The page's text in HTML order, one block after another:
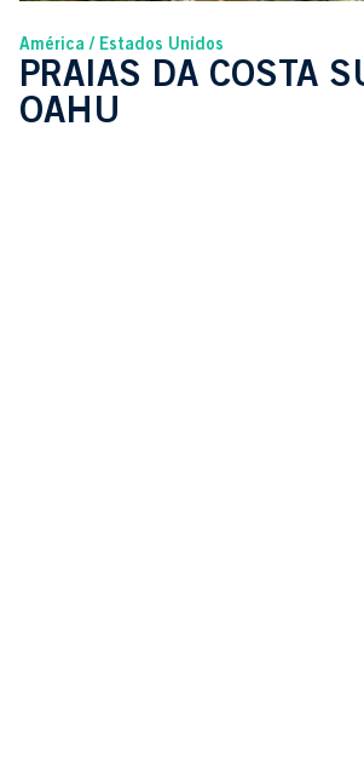
América Estados Unidos
PRAIAS DA COSTA
OAHU